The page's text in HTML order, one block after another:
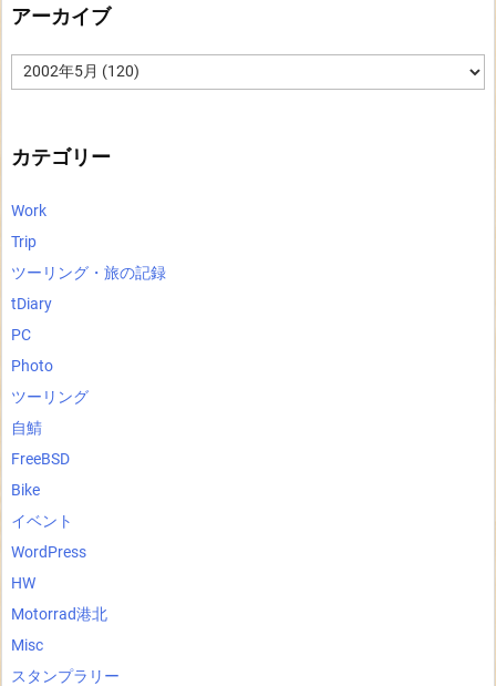
アーカイブ
ア
ー
カテゴリー
Work
Trip
ツーリング・旅の記録
tDiary
PC
Photo
ツーリング
自鯖
FreeBSD
Bike
イベント
WordPress
HW
Motorrad港北
Misc
スタンプラリー